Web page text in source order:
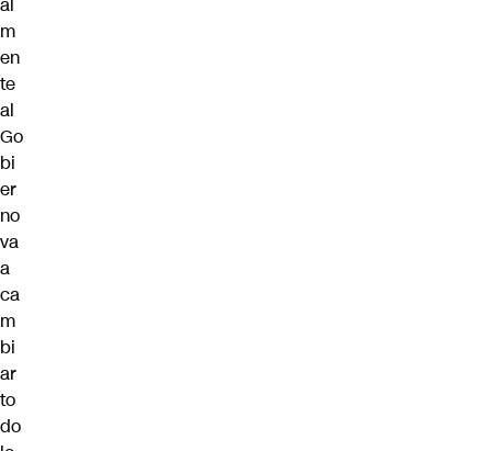
m
en
te
al
Go
bi
er
no
va
a
ca
m
bi
ar
to
do